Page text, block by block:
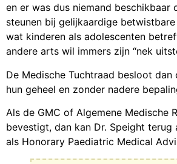
en er was dus niemand beschikbaar
steunen bij gelijkaardige
wat kinderen als adolescenten
andere arts wil immers zijn “nek
De Medische Tuchtraad besloot
hun geheel en zonder nadere
Als de GMC of Algemene Medische
bevestigt, dan kan Dr. Speight terug
als Honorary Paediatric Medical